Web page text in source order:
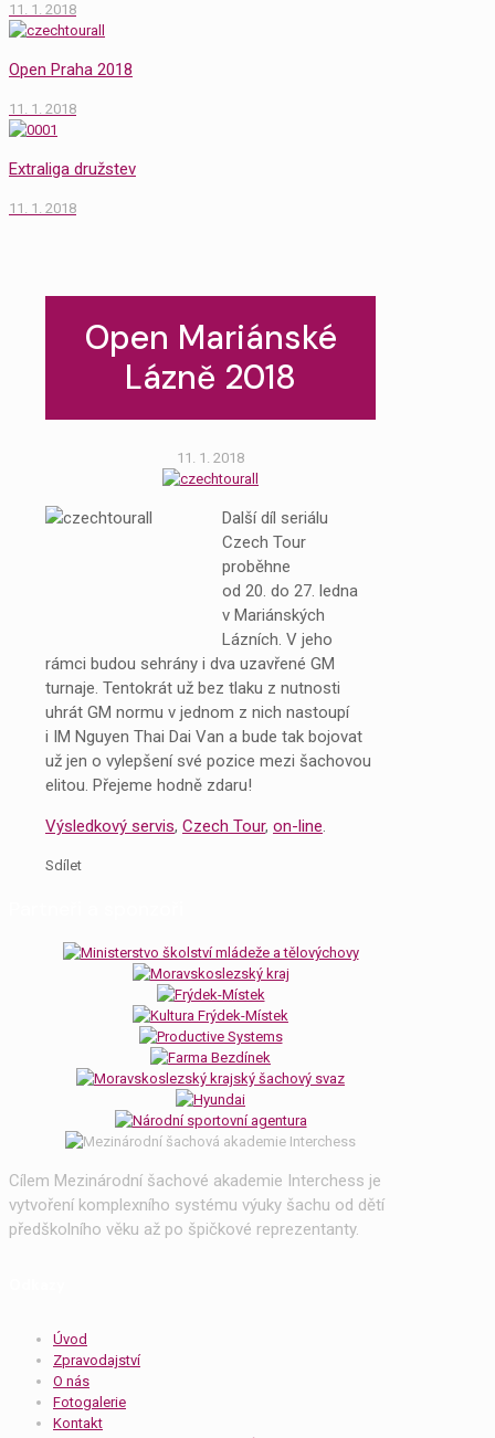
11. 1. 2018
Open Praha 2018
11. 1. 2018
Extraliga družstev
11. 1. 2018
Open Mariánské
Lázně 2018
11. 1. 2018
Další díl seriálu
Czech Tour
proběhne
od 20. do 27. ledna
v Mariánských
Lázních. V jeho
rámci budou sehrány i dva uzavřené GM
turnaje. Tentokrát už bez tlaku z nutnosti
uhrát GM normu v jednom z nich nastoupí
i IM Nguyen Thai Dai Van a bude tak bojovat
už jen o vylepšení své pozice mezi šachovou
elitou. Přejeme hodně zdaru!
Výsledkový servis, Czech Tour, on-line.
Sdílet
Cílem Mezinárodní šachové akademie Interchess je
vytvoření komplexního systému výuky šachu od dětí
předškolního věku až po špičkové reprezentanty.
Úvod
Zpravodajství
O nás
Fotogalerie
Kontakt